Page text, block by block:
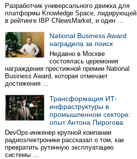
Разработчик универсального движка для
платформы Knowledge Space, лидирующей
в рейтинге IBP CNewsMarket, и один …
National Business Award
наградила за поиск
Недавно в Москве
состоялась церемония
награждения престижной премии National
Business Award, которая отмечает
достижения …
Трансформация ИТ-
инфраструктуры в
промышленном секторе:
опыт Антона Пирогова
DevOps-инженер крупной компании
радиоэлектроники рассказал о том, как
превратить рутинную эксплуатацию
системы …